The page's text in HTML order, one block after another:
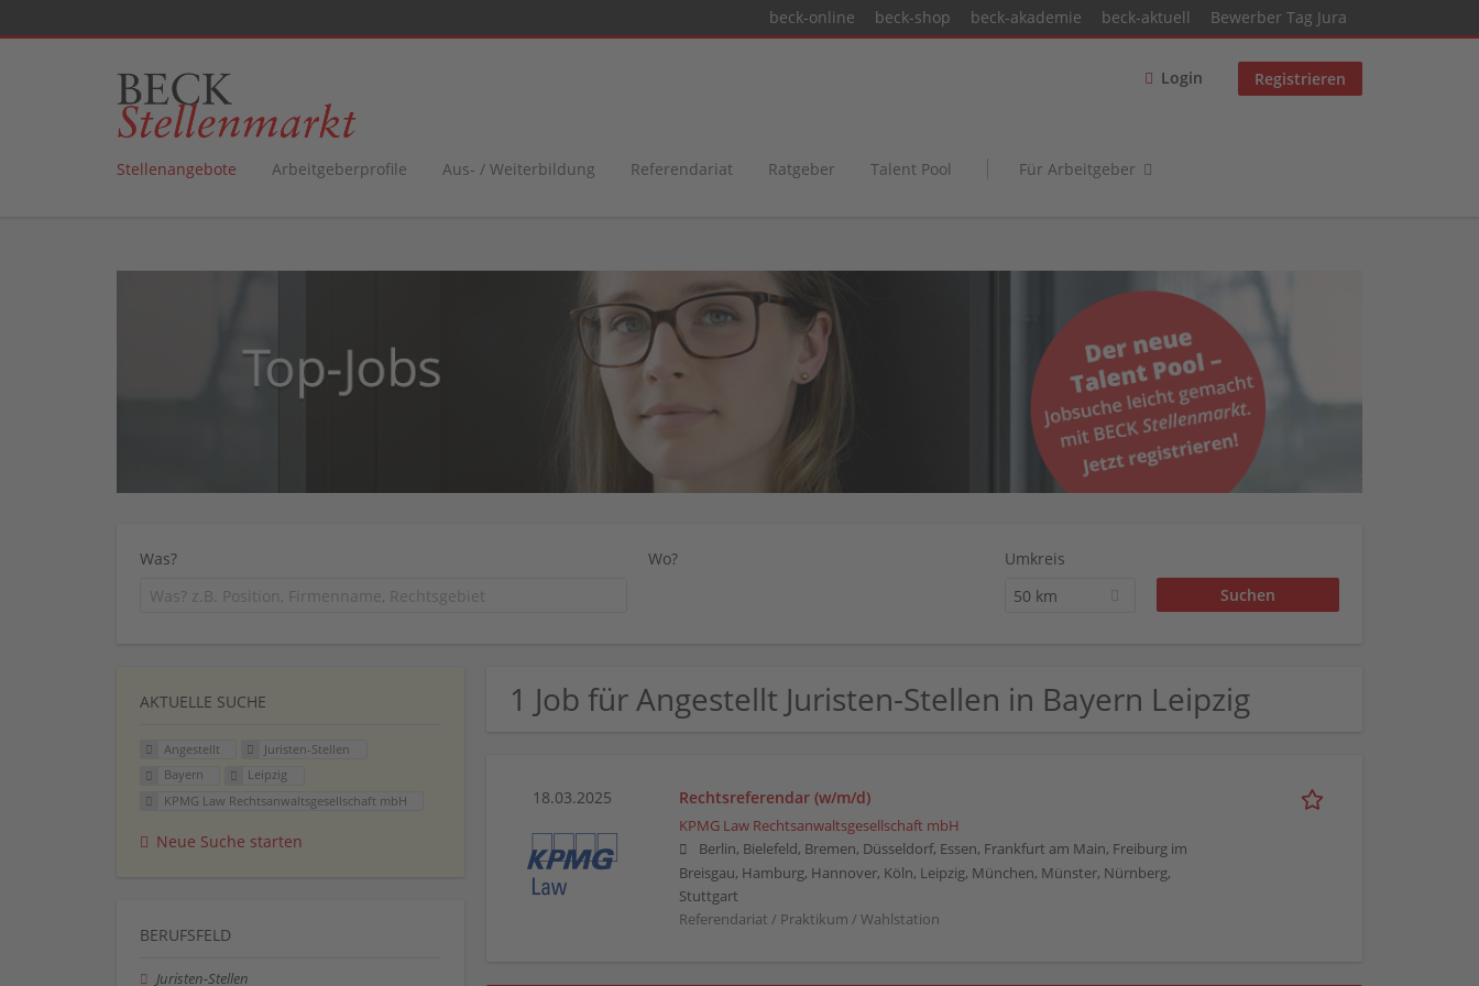
beck-online beck-shop beck-akademie beck-aktuell Bewerber Tag Jura
Login Registrieren
Stellenangebote Arbeitgeberprofile Aus- / Weiterbildung Referendariat Ratgeber Talent Pool Für Arbeitgeber
Was? Wo?
Umkreis
50 km
1 Job für Angestellt Juristen-Stellen in Bayern Leipzig
18.03.2025 Rechtsreferendar (w/m/d)
KPMG Law Rechtsanwaltsgesellschaft mbH
Berlin, Bielefeld, Bremen, Düsseldorf, Essen, Frankfurt am Main, Freiburg im
Breisgau, Hamburg, Hannover, Köln, Leipzig, München, Münster, Nürnberg,
Stuttgart
Referendariat / Praktikum / Wahlstation
AKTUELLE SUCHE
Angestellt
Juristen-Stellen
Bayern
Leipzig
KPMG Law Rechtsanwaltsgesellschaft mbH
Neue Suche starten
BERUFSFELD
Juristen-Stellen